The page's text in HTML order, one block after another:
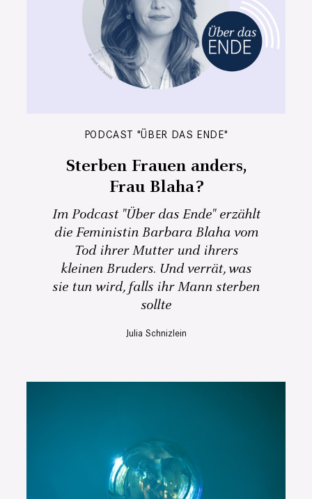
PODCAST "ÜBER DAS ENDE"
Sterben Frauen anders,
Frau Blaha?
Im Podcast "Über das Ende" erzählt
die Feministin Barbara Blaha vom
Tod ihrer Mutter und ihrers
kleinen Bruders. Und verrät, was
sie tun wird, falls ihr Mann sterben
sollte
Julia Schnizlein